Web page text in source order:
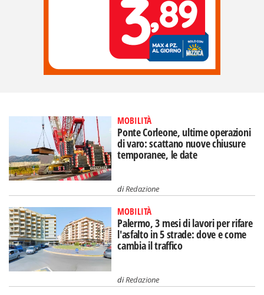
MOBILITÀ
Ponte Corleone, ultime operazioni
di varo: scattano nuove chiusure
temporanee, le date
diRedazione
MOBILITÀ
Palermo, 3 mesi di lavori per rifare
l'asfalto in 5 strade: dove e come
cambia il traffico
diRedazione